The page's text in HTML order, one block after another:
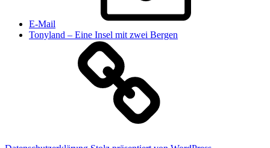
E-Mail
Tonyland – Eine Insel mit zwei Bergen